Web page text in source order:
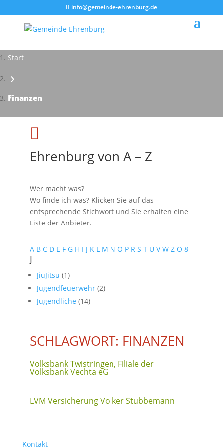
info@gemeinde-ehrenburg.de
Start
›
Finanzen

Ehrenburg von A – Z
Wer macht was?
Wo finde ich was? Klicken Sie auf das
entsprechende Stichwort und Sie erhalten eine
Liste der Anbieter.
A B C D E F G H I J K L M N O P R S T U V W Z Ö 8
J
JiuJitsu (1)
Jugendfeuerwehr (2)
Jugendliche (14)
SCHLAGWORT: FINANZEN
Volksbank Twistringen, Filiale der
Volksbank Vechta eG
LVM Versicherung Volker Stubbemann
Kontakt